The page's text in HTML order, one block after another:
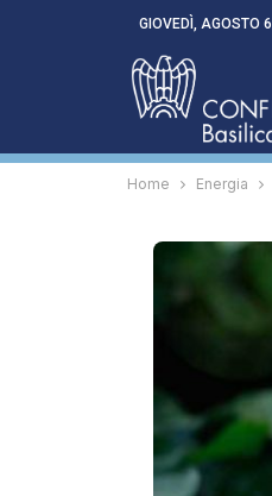
GIOVEDÌ, AGOSTO 6
Home Energia